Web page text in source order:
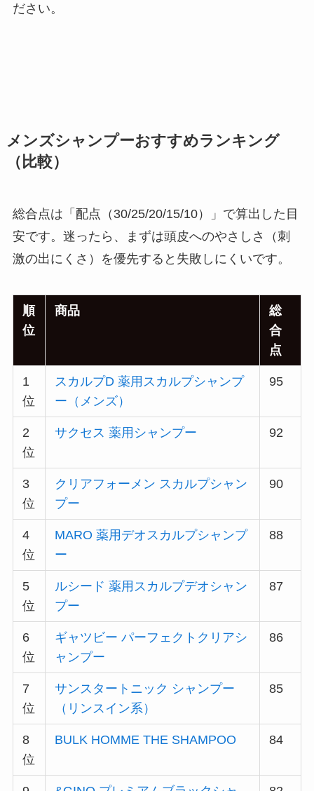
ださい。
メンズシャンプーおすすめランキング
（比較）
総合点は「配点（30/25/20/15/10）」で算出した目
安です。迷ったら、まずは頭皮へのやさしさ（刺
激の出にくさ）を優先すると失敗しにくいです。
順
位
商品
総
合
点
1
位
スカルプD 薬用スカルプシャンプ
ー（メンズ）
95
2
位
サクセス 薬用シャンプー 92
3
位
クリアフォーメン スカルプシャン
プー
90
4
位
MARO 薬用デオスカルプシャンプ
ー
88
5
位
ルシード 薬用スカルプデオシャン
プー
87
6
位
ギャツビー パーフェクトクリアシ
ャンプー
86
7
位
サンスタートニック シャンプー
（リンスイン系）
85
8
位
BULK HOMME THE SHAMPOO 84